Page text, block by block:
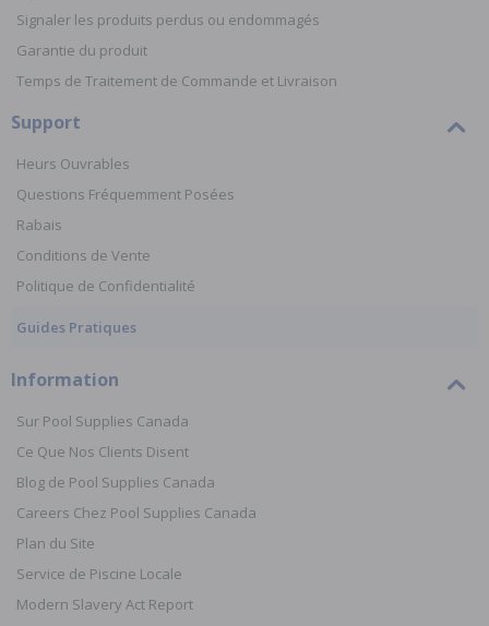
Signaler les produits perdus ou endommagés
Garantie du produit
Temps de Traitement de Commande et Livraison
Support
Heurs Ouvrables
Questions Fréquemment Posées
Rabais
Conditions de Vente
Politique de Confidentialité
Guides Pratiques
Information
Sur Pool Supplies Canada
Ce Que Nos Clients Disent
Blog de Pool Supplies Canada
Careers Chez Pool Supplies Canada
Plan du Site
Service de Piscine Locale
Modern Slavery Act Report